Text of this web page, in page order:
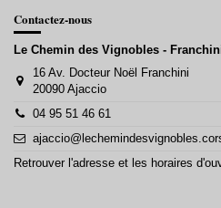
Contactez-nous
Le Chemin des Vignobles -
16 Av. Docteur Noël Franchini
20090 Ajaccio
04 95 51 46 61
Retrouver l'adresse et les horaires